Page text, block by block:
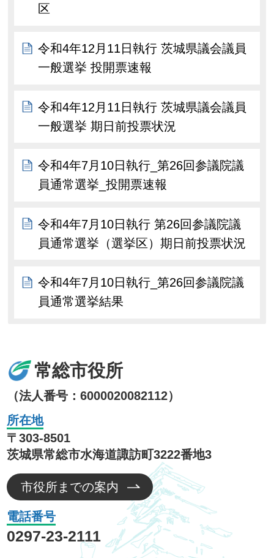
区
令和4年12月11日執行 茨城県議会議員
一般選挙 投開票速報
令和4年12月11日執行 茨城県議会議員
一般選挙 期日前投票状況
令和4年7月10日執行_第26回参議院議
員通常選挙_投開票速報
令和4年7月10日執行 第26回参議院議
員通常選挙（選挙区）期日前投票状況
令和4年7月10日執行_第26回参議院議
員通常選挙結果
常総市役所
（法人番号：6000020082112）
所在地
〒303-8501
茨城県常総市水海道諏訪町3222番地3
市役所までの案内
電話番号
0297-23-2111